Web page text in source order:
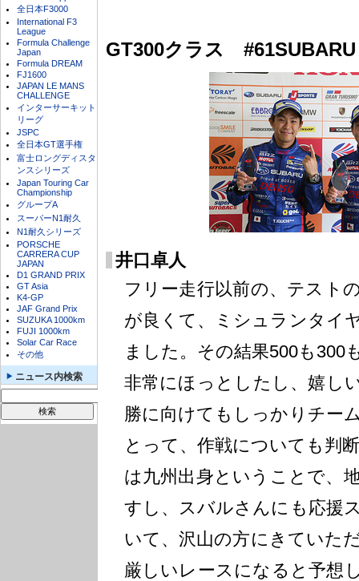
全日本F3000
International F3
League
Formula Challenge
Japan
Formula DREAM
FJ1600
JAPAN LE MANS
CHALLENGE
インターサーキット
リーグ
JSPC
全日本GT選手権
富士ロングディスタ
ンスシリーズ
Japan Touring Car
Championship
グループA
スーパーN1耐久
N1耐久シリーズ
PORSCHE
CARRERA CUP
JAPAN
D1 GRAND PRIX
GT Asia
K4-GP
JAF Grand Prix
SUZUKA 1000km
FUJI 1000km
Solar Car Race
その他
ニュース内検索
GT300クラス #61SUBARU
井口卓人
フリー走行以前の、テスト
が良くて、ミシュランタイ
ました。その結果500も300
非常にほっとしたし、嬉し
勝に向けてもしっかりチー
とって、作戦についても判
は九州出身ということで、
すし、スバルさんにも応援
いて、沢山の方にきていた
厳しいレースになると予想